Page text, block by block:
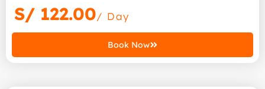
S/ 122.00/ Day
Book Now